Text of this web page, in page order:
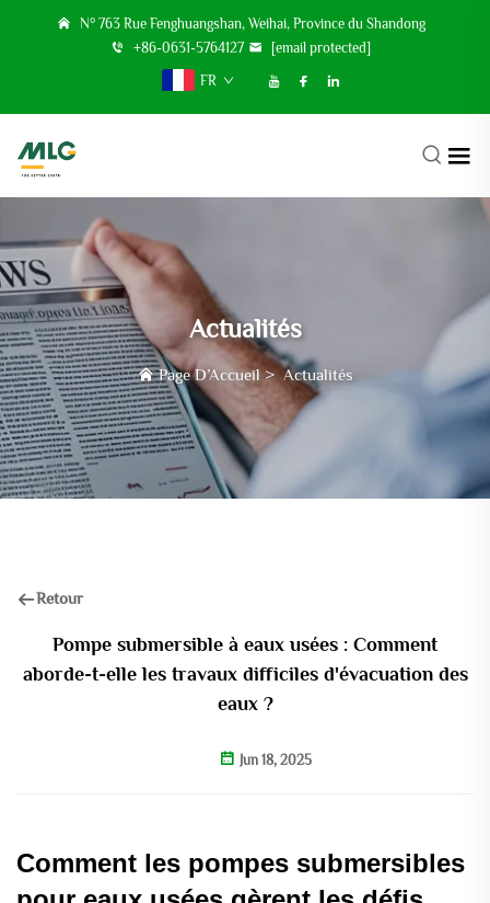
N° 763 Rue Fenghuangshan, Weihai, Province du Shandong
+86-0631-5764127
[email protected]
FR
Actualités
Page D’Accueil>Actualités
Retour
Pompe submersible à eaux usées : Comment
aborde-t-elle les travaux difficiles d'évacuation des
eaux ?
Jun 18, 2025
Comment les pompes submersibles